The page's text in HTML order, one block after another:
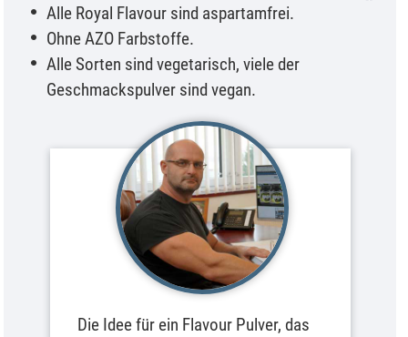
Alle Royal Flavour sind aspartamfrei.
Ohne AZO Farbstoffe.
Alle Sorten sind vegetarisch, viele der
Geschmackspulver sind vegan.
Die Idee für ein Flavour Pulver, das